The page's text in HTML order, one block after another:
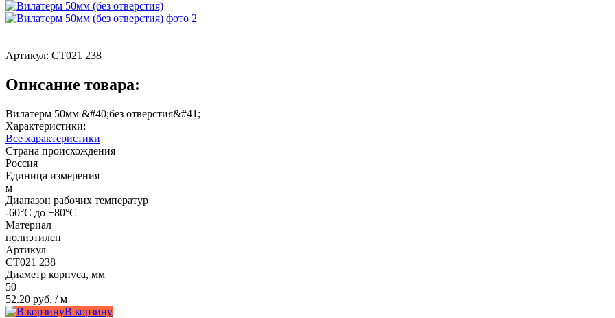
Артикул: СТ021 238
Описание товара:
Вилатерм 50мм &#40;без отверстия&#41;
Характеристики:
Все характеристики
Страна происхождения
Россия
Единица измерения
м
Диапазон рабочих температур
-60°С до +80°С
Материал
полиэтилен
Артикул
СТ021 238
Диаметр корпуса, мм
50
52.20 руб. / м
В корзину